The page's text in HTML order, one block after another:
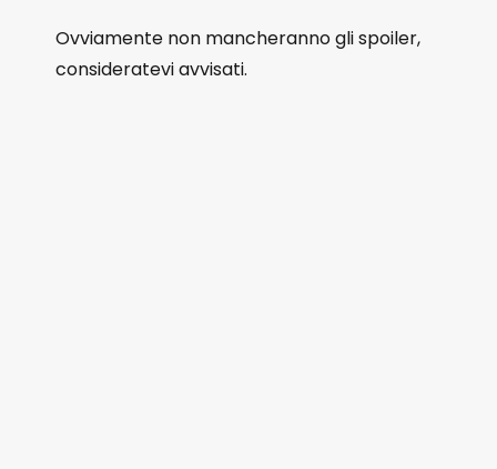
Ovviamente non mancheranno gli spoiler,
consideratevi avvisati.